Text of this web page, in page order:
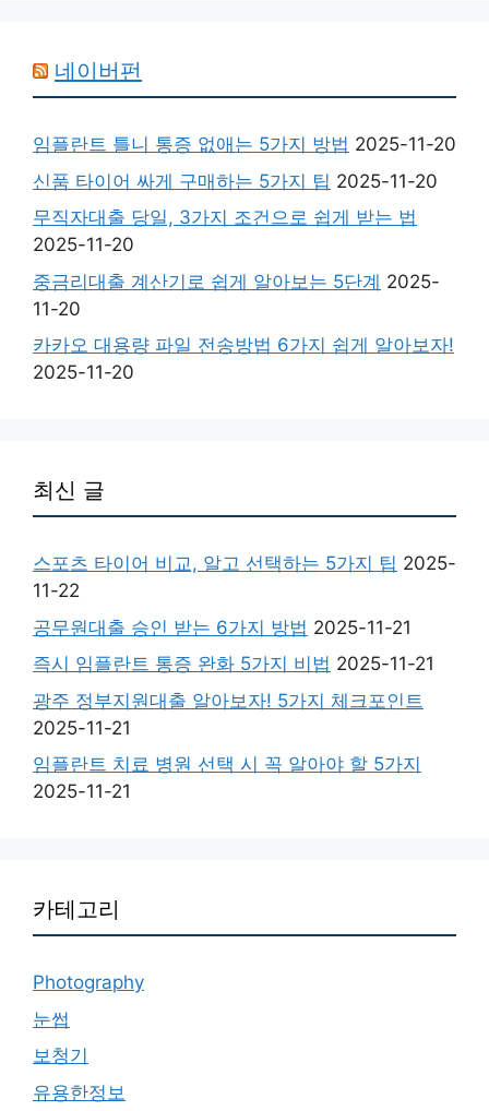
네이버펀
임플란트 틀니 통증 없애는 5가지 방법 2025-11-20
신품 타이어 싸게 구매하는 5가지 팁 2025-11-20
무직자대출 당일, 3가지 조건으로 쉽게 받는 법
2025-11-20
중금리대출 계산기로 쉽게 알아보는 5단계 2025-
11-20
카카오 대용량 파일 전송방법 6가지 쉽게 알아보자!
2025-11-20
최신 글
스포츠 타이어 비교, 알고 선택하는 5가지 팁 2025-
11-22
공무원대출 승인 받는 6가지 방법 2025-11-21
즉시 임플란트 통증 완화 5가지 비법 2025-11-21
광주 정부지원대출 알아보자! 5가지 체크포인트
2025-11-21
임플란트 치료 병원 선택 시 꼭 알아야 할 5가지
2025-11-21
카테고리
Photography
눈썹
보청기
유용한정보